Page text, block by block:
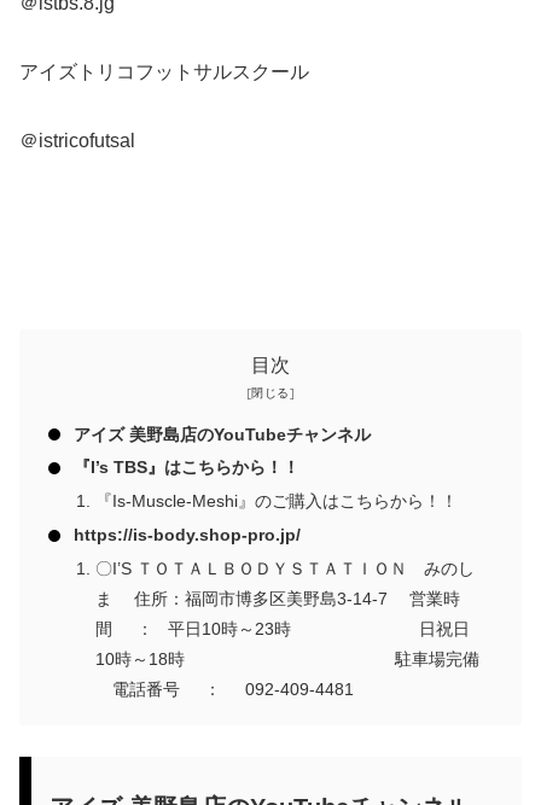
アイズトリコフットサルスクール
＠istricofutsal
目次
アイズ 美野島店のYouTubeチャンネル
『I’s TBS』はこちらから！！
『Is-Muscle-Meshi』のご購入はこちらから！！
https://is-body.shop-pro.jp/
〇I’S ＴＯＴＡＬＢＯＤＹＳＴＡＴＩＯＮ みのし
ま 住所：福岡市博多区美野島3-14-7 営業時
間 ： 平日10時～23時 日祝日
10時～18時 駐車場完備
電話番号 ： 092-409-4481